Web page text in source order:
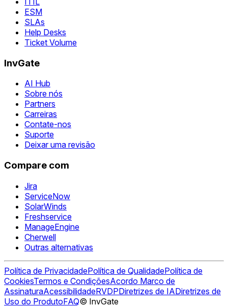
ESM
SLAs
Help Desks
Ticket Volume
InvGate
AI Hub
Sobre nós
Partners
Carreiras
Contate-nos
Suporte
Deixar uma revisão
Compare com
Jira
ServiceNow
SolarWinds
Freshservice
ManageEngine
Cherwell
Outras alternativas
Política de PrivacidadePolítica de QualidadePolítica de
CookiesTermos e CondiçõesAcordo Marco de
AssinaturaAcessibilidadeRVDPDiretrizes de IADiretrizes de
Uso do ProdutoFAQ© InvGate